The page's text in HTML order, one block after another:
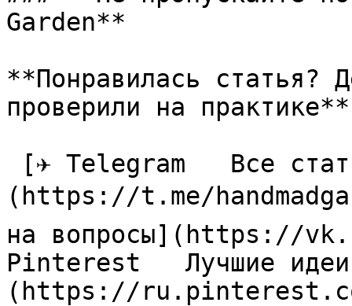
Garden**
**Понравилась статья?
проверили на практике**
(https://t.me/
на вопросы](https://
Pinterest   Лучшие
(https://